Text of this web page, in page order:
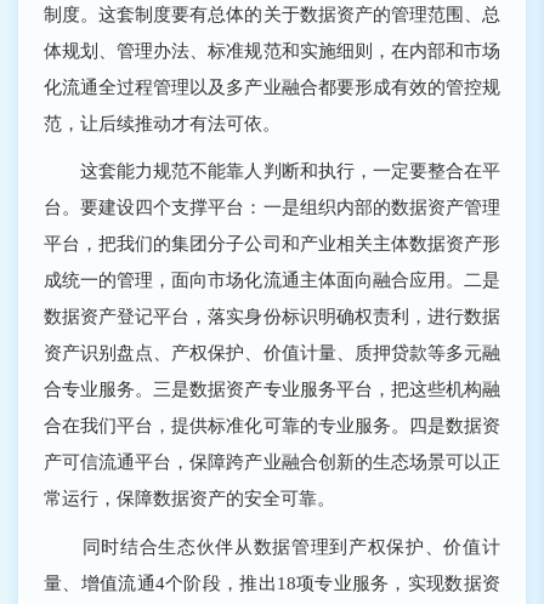
制度。这套制度要有总体的关于数据资产的管理范围、总
体规划、管理办法、标准规范和实施细则，在内部和市场
化流通全过程管理以及多产业融合都要形成有效的管控规
范，让后续推动才有法可依。
这套能力规范不能靠人判断和执行，一定要整合在平
台。要建设四个支撑平台：一是组织内部的数据资产管理
平台，把我们的集团分子公司和产业相关主体数据资产形
成统一的管理，面向市场化流通主体面向融合应用。二是
数据资产登记平台，落实身份标识明确权责利，进行数据
资产识别盘点、产权保护、价值计量、质押贷款等多元融
合专业服务。三是数据资产专业服务平台，把这些机构融
合在我们平台，提供标准化可靠的专业服务。四是数据资
产可信流通平台，保障跨产业融合创新的生态场景可以正
常运行，保障数据资产的安全可靠。
同时结合生态伙伴从数据管理到产权保护、价值计
量、增值流通4个阶段，推出18项专业服务，实现数据资